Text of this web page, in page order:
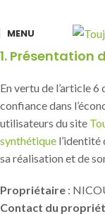
MENU
1. Présentation
En vertu de l’article
confiance dans
utilisateurs du site
synthétique l’identité
sa réalisation et de
Propriétaire :
Contact du